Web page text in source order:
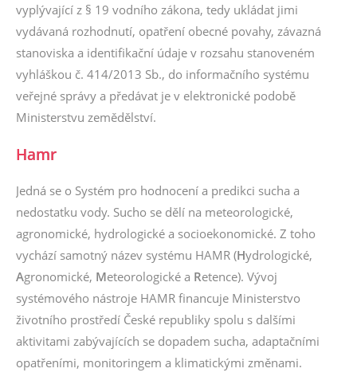
vyplývající z § 19 vodního zákona, tedy ukládat jimi
vydávaná rozhodnutí, opatření obecné povahy, závazná
stanoviska a identifikační údaje v rozsahu stanoveném
vyhláškou č. 414/2013 Sb., do informačního systému
veřejné správy a předávat je v elektronické podobě
Ministerstvu zemědělství.
Hamr
Jedná se o Systém pro hodnocení a predikci sucha a
nedostatku vody. Sucho se dělí na meteorologické,
agronomické, hydrologické a socioekonomické. Z toho
vychází samotný název systému HAMR (Hydrologické,
Agronomické, Meteorologické a Retence). Vývoj
systémového nástroje HAMR financuje Ministerstvo
životního prostředí České republiky spolu s dalšími
aktivitami zabývajících se dopadem sucha, adaptačními
opatřeními, monitoringem a klimatickými změnami.